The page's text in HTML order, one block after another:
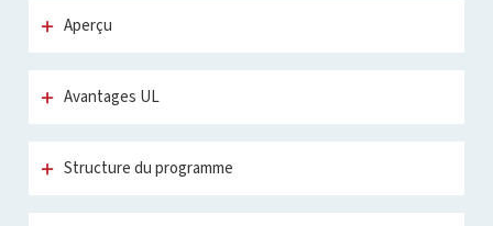
Aperçu
Avantages UL
Structure du programme